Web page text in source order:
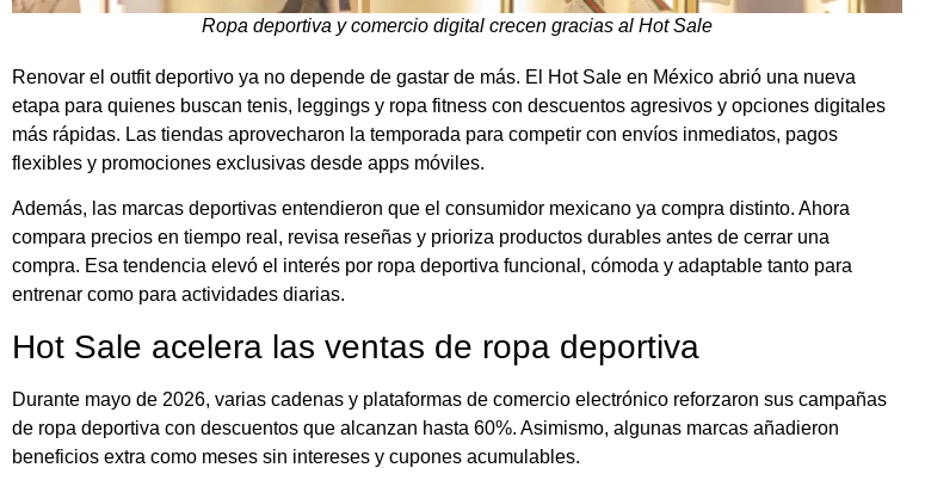
Ropa deportiva y comercio digital crecen gracias al Hot Sale
Renovar el outfit deportivo ya no depende de gastar de más. El Hot Sale en México abrió una nueva
etapa para quienes buscan tenis, leggings y ropa fitness con descuentos agresivos y opciones digitales
más rápidas. Las tiendas aprovecharon la temporada para competir con envíos inmediatos, pagos
flexibles y promociones exclusivas desde apps móviles.
Además, las marcas deportivas entendieron que el consumidor mexicano ya compra distinto. Ahora
compara precios en tiempo real, revisa reseñas y prioriza productos durables antes de cerrar una
compra. Esa tendencia elevó el interés por ropa deportiva funcional, cómoda y adaptable tanto para
entrenar como para actividades diarias.
Hot Sale acelera las ventas de ropa deportiva
Durante mayo de 2026, varias cadenas y plataformas de comercio electrónico reforzaron sus campañas
de ropa deportiva con descuentos que alcanzan hasta 60%. Asimismo, algunas marcas añadieron
beneficios extra como meses sin intereses y cupones acumulables.